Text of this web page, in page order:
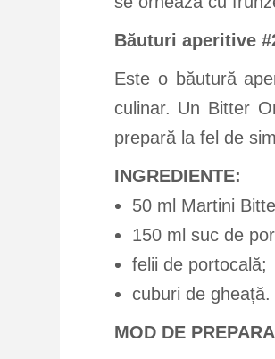
Băuturi aperitive
Este o băutură
culinar. Un Bitter
prepară la fel de
INGREDIENTE:
50 ml Martini
150 ml suc de
felii de portocală;
cuburi de gheață.
MOD DE